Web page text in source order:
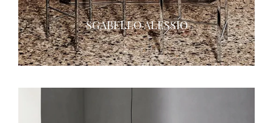
SGABELLO ALESSIO